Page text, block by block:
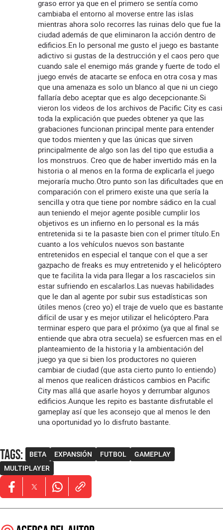
graso error ya que en el primero se sentía como
cambiaba el entorno al moverse entre las islas
mientras ahora solo recorres las ruinas delo que fue la
ciudad además de que eliminaron la acción dentro de
edificios.En lo personal me gusto el juego es bastante
adictivo si gustas de la destrucción y el caos pero que
cuando sale el enemigo más grande y fuerte de todo el
juego envés de atacarte se enfoca en otra cosa y mas
que una amenaza es solo un blanco al que ni un ciego
fallaría debo aceptar que es algo decepcionante.Si
vieron los videos de los archivos de Pacific City es casi
toda la explicación que puedes obtener ya que las
grabaciones funcionan principal mente para entender
que todos mienten y que las únicas que sirven
principalmente de algo son las del tipo que estudia a
los monstruos. Creo que de haber invertido más en la
historia o al menos en la forma de explicarla el juego
mejoraría mucho.Otro punto son las dificultades que en
comparación con el primero existe una que sería la
sencilla y otra que tiene por nombre sádico en la cual
aun teniendo el mejor agente posible cumplir los
objetivos es un infierno en lo personal es la más
entretenida si te la pasaste bien con el primer título.En
cuanto a los vehículos nuevos son bastante
entretenidos en especial el tanque con el que a ser
gazpacho de freaks es muy entretenido y el helicóptero
que te facilita la vida para llegar a los rascacielos sin
estar sufriendo en escalarlos.Las nuevas habilidades
que le dan al agente por subir sus estadísticas son
útiles menos (creo yo) el traje de vuelo que es bastante
difícil de usar y es mejor utilizar el helicóptero.Para
terminar espero que para el próximo (ya que al final se
entiende que abra otra secuela) se esfuercen mas en el
planteamiento de la historia y la ambientación del
juego ya que si bien los productores no quieren
cambiar de ciudad (que asta cierto punto lo entiendo)
al menos que realicen drásticos cambios en Pacific
City mas allá que asarle hoyos y derrumbar algunos
edificios.Aunque les repito es bastante disfrutable el
gameplay así que les aconsejo que al menos le den
una oportunidad yo lo disfruto bastante.
Tags: BETA EXPANSIÓN FUTBOL
GAMEPLAY
MULTIPLAYER
Opens in new window
Opens in new window
Opens in new window